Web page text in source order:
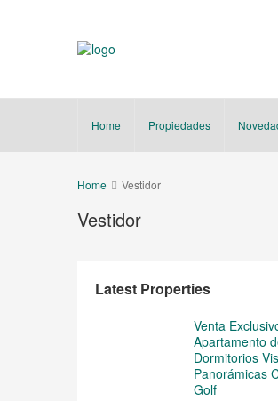
Home Propiedades
Home Vestidor
Vestidor
Latest Properties
Venta
Apartamento
Dormitorios
Panorámicas
Golf